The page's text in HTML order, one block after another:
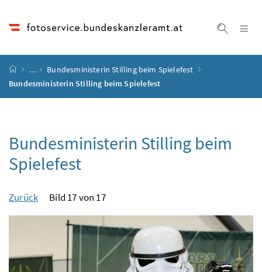
Startseite
…
Bundesministerin Stilling beim Spielefest
Bundesministerin Stilling beim Spielefest
Bundesministerin Stilling beim
Spielefest
Zurück Bild 17 von 17